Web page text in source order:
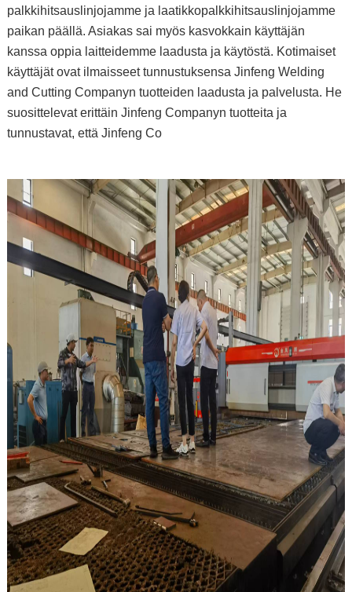
palkkihitsauslinjojamme ja laatikkopalkkihitsauslinjojamme
paikan päällä. Asiakas sai myös kasvokkain käyttäjän
kanssa oppia laitteidemme laadusta ja käytöstä. Kotimaiset
käyttäjät ovat ilmaisseet tunnustuksensa Jinfeng Welding
and Cutting Companyn tuotteiden laadusta ja palvelusta. He
suosittelevat erittäin Jinfeng Companyn tuotteita ja
tunnustavat, että Jinfeng Co